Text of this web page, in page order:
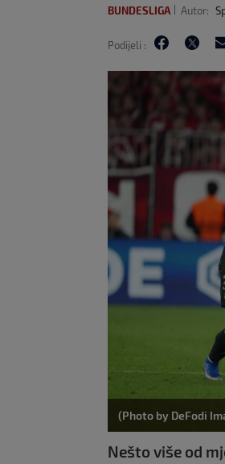
BUNDESLIGA Autor:
Podijeli :
(Photo by DeFodi
Nešto više od